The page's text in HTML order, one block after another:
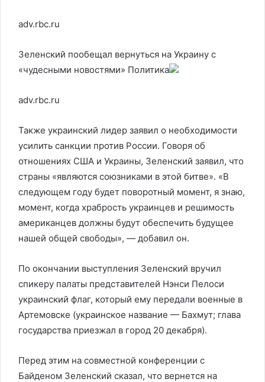
adv.rbc.ru
Зеленский пообещал вернуться на Украину с
«чудесными новостями» Политика
adv.rbc.ru
Также украинский лидер заявил о необходимости
усилить санкции против России. Говоря об
отношениях США и Украины, Зеленский заявил, что
страны «являются союзниками в этой битве». «В
следующем году будет поворотный момент, я знаю,
момент, когда храбрость украинцев и решимость
американцев должны будут обеспечить будущее
нашей общей свободы», — добавил он.
По окончании выступления Зеленский вручил
спикеру палаты представителей Нэнси Пелоси
украинский флаг, который ему передали военные в
Артемовске (украинское название — Бахмут; глава
государства приезжал в город 20 декабря).
Перед этим на совместной конференции с
Байденом Зеленский сказал, что вернется на